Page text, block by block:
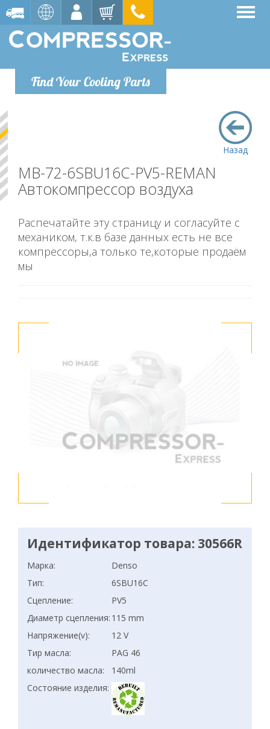
Find Your Cooling Parts
Назад
MB-72-6SBU16C-PV5-REMAN
Автокомпрессор воздуха
Распечатайте эту страницу и согласуйте с
механиком, т.к.в базе данных есть не все
компрессоры,а только те,которые продаём
мы
Идентификатор товара: 30566R
Марка:
Denso
Тип:
6SBU16C
Сцепление:
PV5
Диаметр сцепления: 115 mm
Напряжение(v):
12 V
Тир масла:
PAG 46
количество масла:
140ml
Состояние изделия: